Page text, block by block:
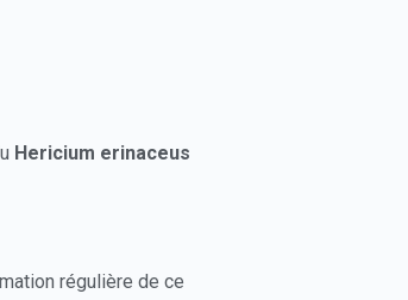
Hericium erinaceus
régulière de ce